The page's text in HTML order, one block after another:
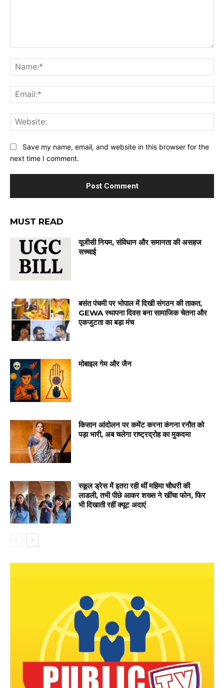
Save my name, email, and website in this browser for the
next time I comment.
MUST READ
यूजीसी नियम, संविधान और समानता की असहज
सच्चाई
बसंत पंचमी पर भोपाल में दिखी संगठन की ताकत,
GEWA स्थापना दिवस बना सामाजिक चेतना और
एकजुटता का बड़ा मंच
मोबाइल गेम और जैन
किसान आंदोलन पर कमेंट करना कंगना रनौत को
पड़ा भारी, अब चलेगा राष्ट्रद्रोह का मुकदमा
स्कूल ड्रेस में इतरा रही थीं महिमा चौधरी की
लाडली, तभी पीछे आकर शख्स ने खींचा फोन, फिर
भी दिखाती रहीं क्यूट अदाएं